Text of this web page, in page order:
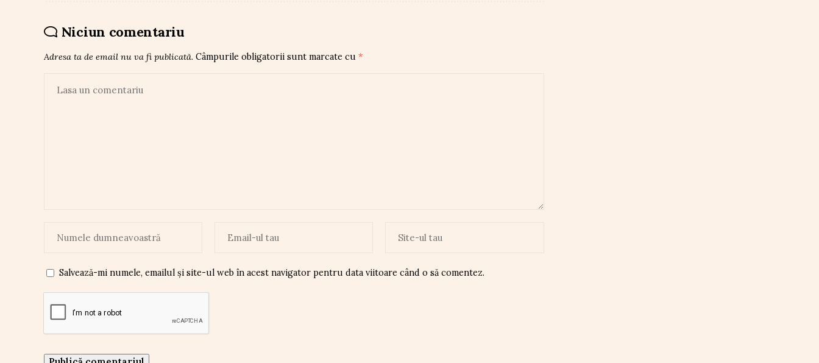
Niciun comentariu
Adresa ta de email nu va fi publicată. Câmpurile obligatorii sunt marcate cu *
Salvează-mi numele, emailul și site-ul web în acest navigator pentru data viitoare când o să comentez.